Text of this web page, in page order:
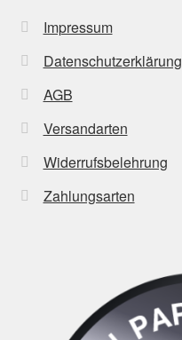
Impressum
Datenschutzerklärung
AGB
Versandarten
Widerrufsbelehrung
Zahlungsarten